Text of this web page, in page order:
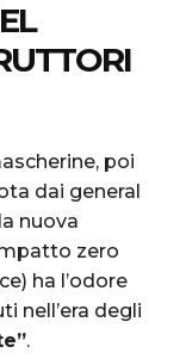
poi
dai general
nuova
zero
ha l’odore
nell’era degli
.